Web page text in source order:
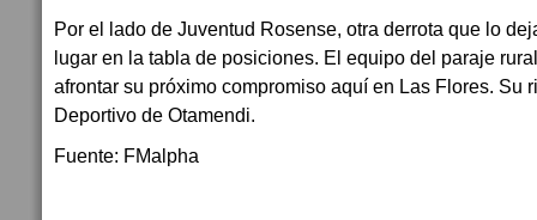
Por el lado de Juventud Rosense, otra derrota que lo
lugar en la tabla de posiciones. El equipo del paraje
afrontar su próximo compromiso aquí en Las Flores. Su
Deportivo de Otamendi.
Fuente: FMalpha